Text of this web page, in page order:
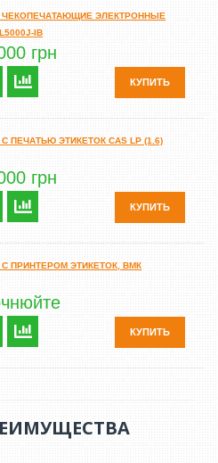
ЭЛЕКТРОННЫЕ
IB
грн
КУПИТЬ
ПЕЧАТЬЮ ЭТИКЕТОК CAS LP (1.6)
грн
КУПИТЬ
ПРИНТЕРОМ ЭТИКЕТОК, ВМК
КУПИТЬ